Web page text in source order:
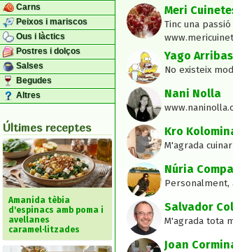
Carns
Peixos i mariscos
Ous i làctics
Postres i dolços
Salses
Begudes
Altres
Últimes receptes
Amanida tèbia
d'espinacs amb poma i
avellanes
caramel·litzades
Meri
Tinc una
Yago Arribas
No existeix
Nani Nolla
Kro
M'agrada
Núria
Personalment,
Salvador
M'agrada tota
Joan